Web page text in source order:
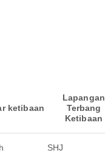
ketibaan
Lapangan
Terbang
Ketibaan
SHJ